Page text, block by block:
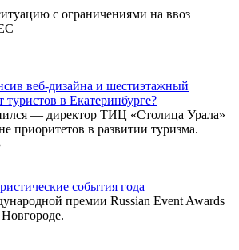
с ограничениями на ввоз
веб-дизайна и шестиэтажный
туристов в Екатеринбурге?
— директор ТИЦ «Столица Урала»
приоритетов в развитии туризма.
события года
премии Russian Event Awards